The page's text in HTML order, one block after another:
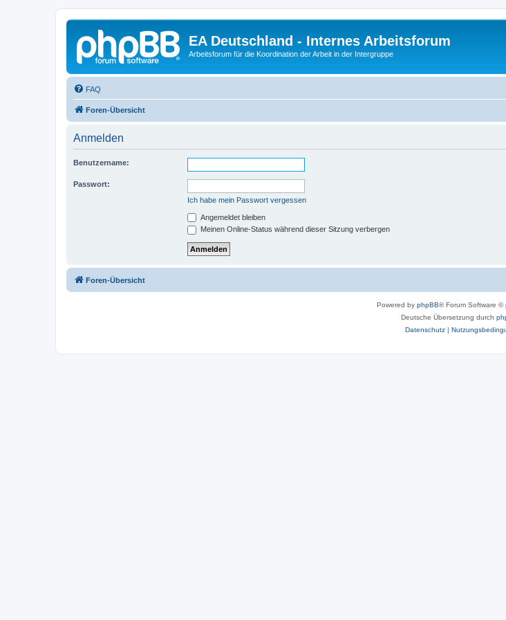
EA Deutschland - Internes Arbeitsforum
Arbeitsforum für die Koordination der Arbeit in der Intergruppe
FAQ
Foren-Übersicht
Anmelden
Benutzername:
Passwort:
Ich habe mein Passwort vergessen
Angemeldet bleiben
Meinen Online-Status während dieser Sitzung verbergen
Foren-Übersicht
Powered by phpBB® Forum Software ©
Deutsche Übersetzung durch
Datenschutz|